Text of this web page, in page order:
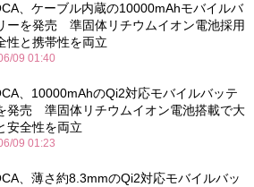
、ケーブル内蔵の10000mAhモバイルバ
ーを発売 準固体リチウムイオン電池採用
性と携帯性を両立
09 01:40
、10000mAhのQi2対応モバイルバッテ
発売 準固体リチウムイオン電池搭載で大
安全性を両立
09 01:23
、薄さ約8.3mmのQi2対応モバイルバッ